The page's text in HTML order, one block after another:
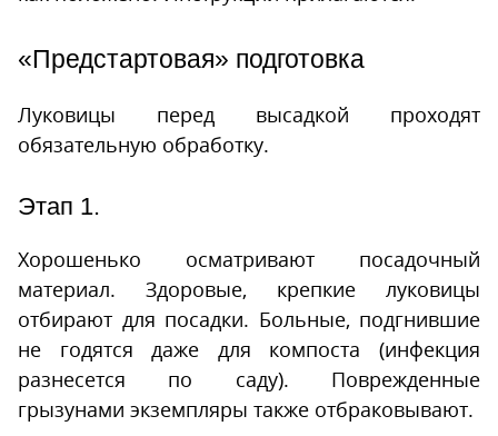
«Предстартовая» подготовка
Луковицы перед высадкой проходят
обязательную обработку.
Этап 1.
Хорошенько осматривают посадочный
материал. Здоровые, крепкие луковицы
отбирают для посадки. Больные, подгнившие
не годятся даже для компоста (инфекция
разнесется по саду). Поврежденные
грызунами экземпляры также отбраковывают.